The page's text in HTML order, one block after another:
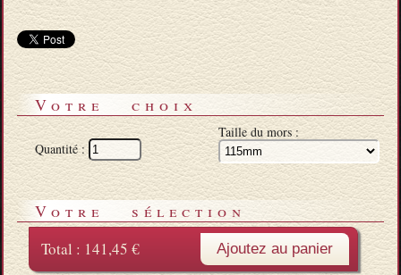
Votre choix
Quantité :
Taille du mors :
Votre sélection
Total : 141,45 € Ajoutez au panier